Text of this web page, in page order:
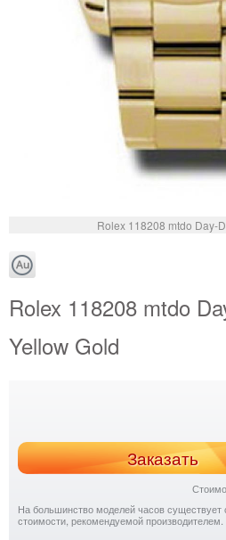
Rolex 118208 mtdo Day-
Rolex 118208 mtdo
Yellow Gold
Заказать
На большинство моделей часов существует
стоимости, рекомендуемой производителем.